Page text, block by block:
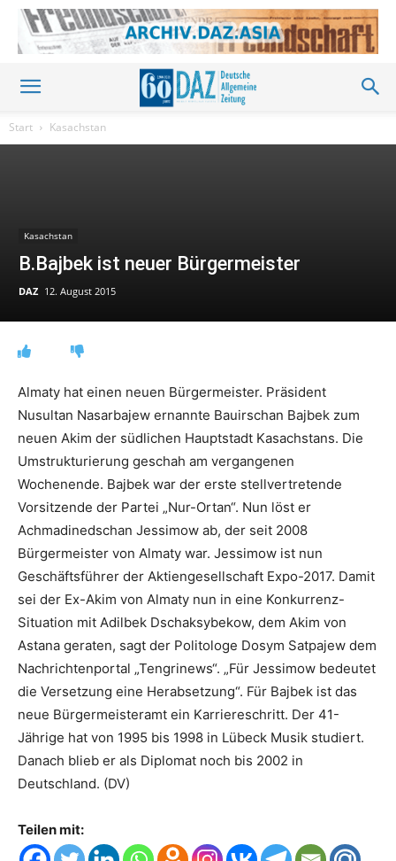
Start Kasachstan
Kasachstan
B.Bajbek ist neuer Bürgermeister
DAZ 12. August 2015
Almaty hat einen neuen Bürgermeister. Präsident
Nusultan Nasarbajew ernannte Bauirschan Bajbek zum
neuen Akim der südlichen Hauptstadt Kasachstans. Die
Umstrukturierung geschah am vergangenen
Wochenende. Bajbek war der erste stellvertretende
Vorsitzende der Partei „Nur-Ortan“. Nun löst er
Achmadinedschan Jessimow ab, der seit 2008
Bürgermeister von Almaty war. Jessimow ist nun
Geschäftsführer der Aktiengesellschaft Expo-2017. Damit
sei der Ex-Akim von Almaty nun in eine Konkurrenz-
Situation mit Adilbek Dschaksybekow, dem Akim von
Astana geraten, sagt der Politologe Dosym Satpajew dem
Nachrichtenportal „Tengrinews“. „Für Jessimow bedeutet
die Versetzung eine Herabsetzung“. Für Bajbek ist das
neue Bürgermeisteramt ein Karriereschritt. Der 41-
Jährige hat von 1995 bis 1998 in Lübeck Musik studiert.
Danach blieb er als Diplomat noch bis 2002 in
Deutschland. (DV)
Teilen mit: